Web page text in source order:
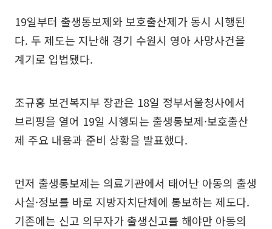
19일부터 출생통보제와 보호출산제가 동시 시행된
다. 두 제도는 지난해 경기 수원시 영아 사망사건을
계기로 입법됐다.
조규홍 보건복지부 장관은 18일 정부서울청사에서
브리핑을 열어 19일 시행되는 출생통보제·보호출산
제 주요 내용과 준비 상황을 발표했다.
먼저 출생통보제는 의료기관에서 태어난 아동의 출생
사실·정보를 바로 지방자치단체에 통보하는 제도다.
기존에는 신고 의무자가 출생신고를 해야만 아동의